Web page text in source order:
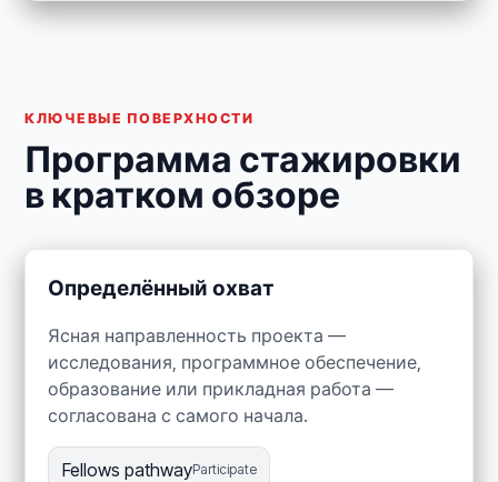
КЛЮЧЕВЫЕ ПОВЕРХНОСТИ
Программа стажировки
в кратком обзоре
Определённый охват
Ясная направленность проекта —
исследования, программное обеспечение,
образование или прикладная работа —
согласована с самого начала.
Fellows pathwayParticipate